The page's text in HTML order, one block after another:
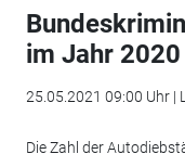
im Jahr
25.05.2021 09:00 Uhr |
Die Zahl der